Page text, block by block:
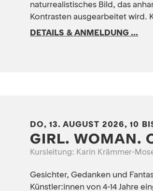
naturrealistisches Bild, das
Kontrasten ausgearbeitet wird.
DETAILS & ANMELDUNG ...
DO, 13. AUGUST 2026, 10
GIRL. WOMAN.
Kursleitung: Karin Krämmer-
Gesichter, Gedanken und
Künstler:innen von 4-14 Jahre